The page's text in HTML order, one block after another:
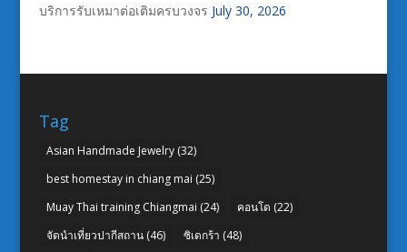
บริการรับเหมาต่อเติมครบวงจร July 30, 2026
Tag
Asian Handmade Jewelry(32)
best homestay in chiang mai (25)
Muay Thai training Chiangmai (24) คอนโด (22)
จัดนำเที่ยวปากีสถาน(46) ซิเดกร้า (48)